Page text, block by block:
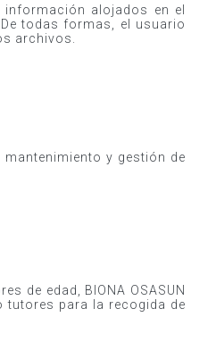
alojados en el
todas formas, el usuario
archivos.
mantenimiento y gestión de
de edad, BIONA OSASUN
tutores para la recogida de